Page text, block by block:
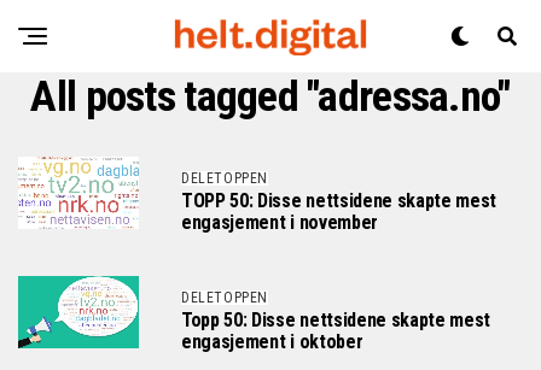
All posts tagged "adressa.no"
DELETOPPEN
TOPP 50: Disse nettsidene skapte mest
engasjement i november
DELETOPPEN
Topp 50: Disse nettsidene skapte mest
engasjement i oktober